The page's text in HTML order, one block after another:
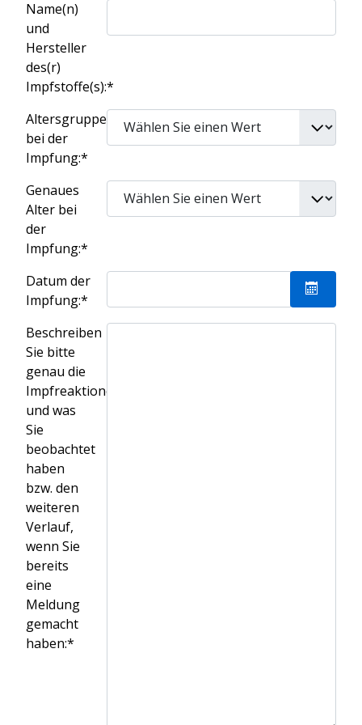
Name(n)
und
Hersteller
des(r)
Impfstoffe(s):*
Altersgruppe
bei der
Impfung:*
Genaues
Alter bei
der
Impfung:*
Datum der
Impfung:*
Beschreiben
Sie bitte
genau die
Impfreaktionen
und was
Sie
beobachtet
haben
bzw. den
weiteren
Verlauf,
wenn Sie
bereits
eine
Meldung
gemacht
haben:*